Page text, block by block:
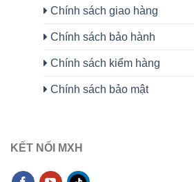
Chính sách giao hàng
Chính sách bảo hành
Chính sách kiểm hàng
Chính sách bảo mật
KẾT NỐI MXH